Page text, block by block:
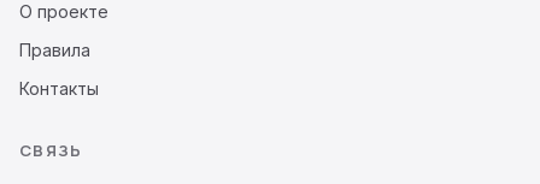
О проекте
Правила
Контакты
СВЯЗЬ